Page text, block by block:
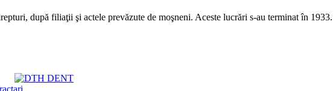
după filiaţii şi actele prevăzute de moşneni. Aceste lucrări s-au terminat în 1933.